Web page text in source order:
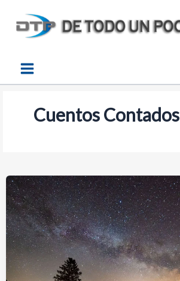
contenido
Cuentos Contados